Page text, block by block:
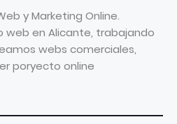
y Marketing Online.
web en Alicante, trabajando
webs comerciales,
poryecto online